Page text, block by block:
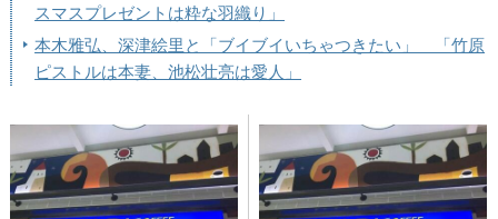
スマスプレゼントは粋な羽織り」
本木雅弘、深津絵里と「ブイブイいちゃつきたい」 「竹原
ピストルは本妻、池松壮亮は愛人」